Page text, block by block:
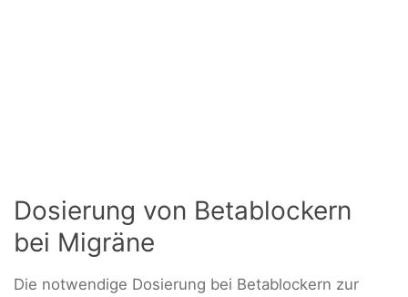
Dosierung von Betablockern
bei Migräne
Die notwendige Dosierung bei Betablockern zur